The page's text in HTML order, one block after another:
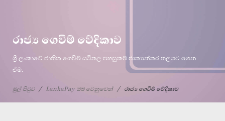
රාජ්‍ය ගෙවීම් වේදිකාව
ශ්‍රී ලංකාවේ ජාතික ගෙවීම් යටිතල පහසුකම් ජාත්‍යන්තර තලයට ගෙන
ඒම.
මුල් පිටුව LankaPay ඔබ වෙනුවෙන් රාජ්‍ය ගෙවීම් වේදිකාව